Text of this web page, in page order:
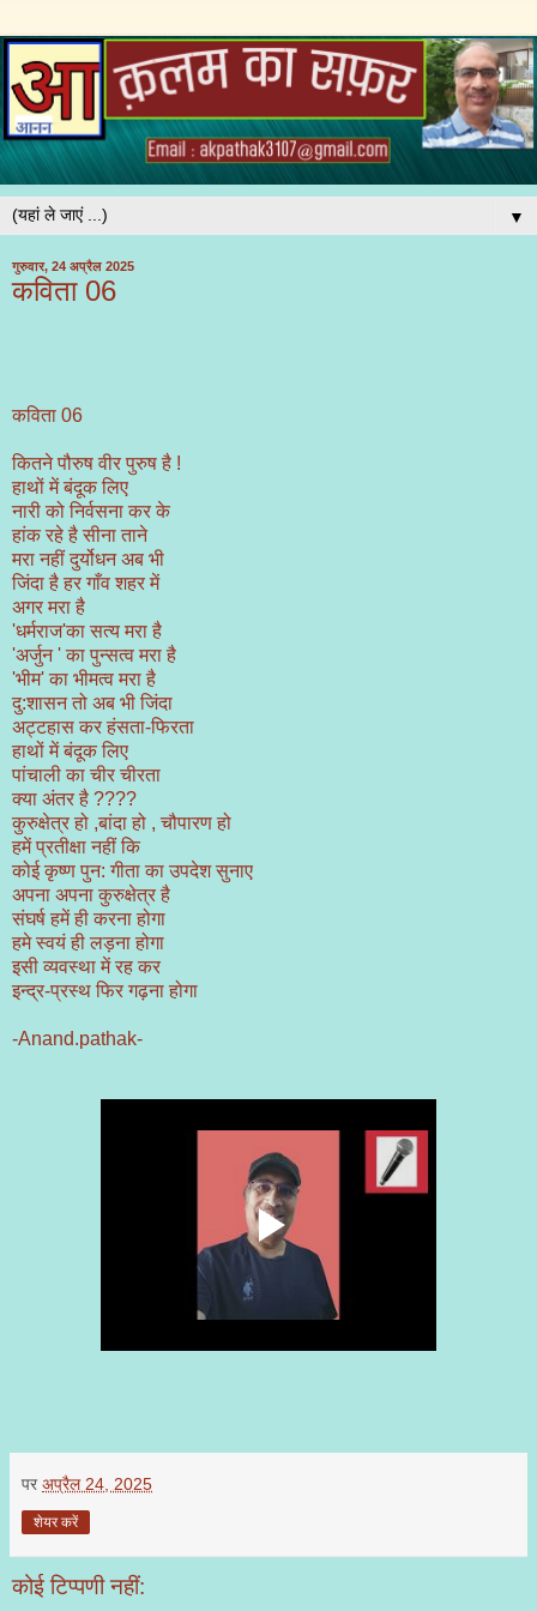
▼
गुरुवार, 24 अप्रैल 2025
कविता 06
कविता 06
कितने पौरुष वीर पुरुष है !
हाथों में बंदूक लिए
नारी को निर्वसना कर के
हांक रहे है सीना ताने
मरा नहीं दुर्योधन अब भी
जिंदा है हर गाँव शहर में
अगर मरा है
'धर्मराज'का सत्य मरा है
'अर्जुन ' का पुन्सत्व मरा है
'भीम' का भीमत्व मरा है
दु:शासन तो अब भी जिंदा
अट्टहास कर हंसता-फिरता
हाथों में बंदूक लिए
पांचाली का चीर चीरता
क्या अंतर है ????
कुरुक्षेत्र हो ,बांदा हो , चौपारण हो
हमें प्रतीक्षा नहीं कि
कोई कृष्ण पुन: गीता का उपदेश सुनाए
अपना अपना कुरुक्षेत्र है
संघर्ष हमें ही करना होगा
हमे स्वयं ही लड़ना होगा
इसी व्यवस्था में रह कर
इन्द्र-प्रस्थ फिर गढ़ना होगा
-Anand.pathak-
पर अप्रैल 24, 2025
शेयर करें
कोई टिप्पणी नहीं: